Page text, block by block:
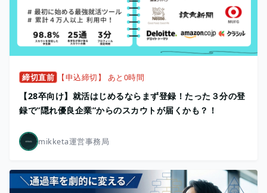
締切直前 【申込締切】 あと0時間
【28卒向け】就活はじめるならまず登録！たった３分の登
録で”隠れ優良企業”からのスカウトが届くかも？！
mikketa運営事務局